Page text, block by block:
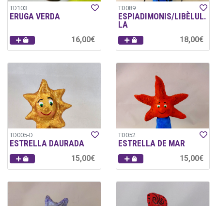
TD103
ERUGA VERDA
16,00€
TD089
ESPIADIMONIS/LIBÈLUL.
LA
18,00€
TD005-D
ESTRELLA DAURADA
15,00€
TD052
ESTRELLA DE MAR
15,00€